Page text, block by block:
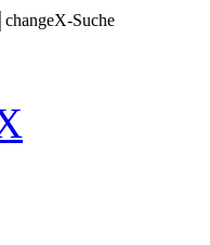
changeX-Suche